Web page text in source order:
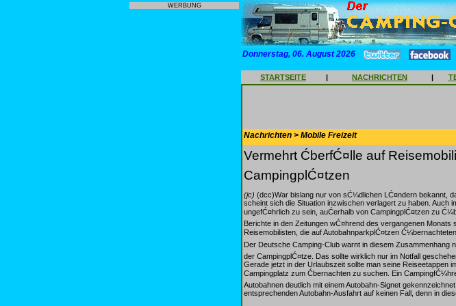
WERBUNG
Donnerstag, 06. August 2026
STARTSEITE | NACHRICHTEN |
Nachrichten > Mobile Freizeit
Vermehrt ĆberfĆ¤lle auf
CampingplĆ¤tzen
(jc) (dcc)War bislang nur von sĆ¼dlichen LĆ¤ndern bekannt,
scheint sich die Situation inzwischen verlagert zu haben. Auch
ungefĆ¤hrlich zu sein, auĆerhalb von CampingplĆ¤tzen zu
Berichte in den Zeitungen wĆ¤hrend des vergangenen
Reisemobilisten, die auf AutobahnparkplĆ¤tzen
Der Deutsche Camping-Club warnt in diesem Zusammenhang
der CampingplĆ¤tze. Das sollte wirklich nur im Notfall
Gerade jetzt in der Urlaubszeit sollte man seine Reiseetappen
Campingplatz zum Ćbernachten zu suchen. Ein
Autobahnen deutlich mit einem Autobahn-Signet
entsprechenden Autobahn-Ausfahrt auf keinen Fall, denn in